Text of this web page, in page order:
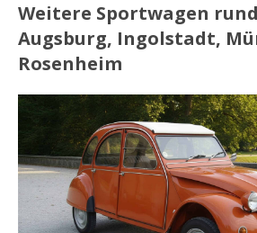
Weitere Sportwagen
Augsburg, Ingolstadt,
Rosenheim